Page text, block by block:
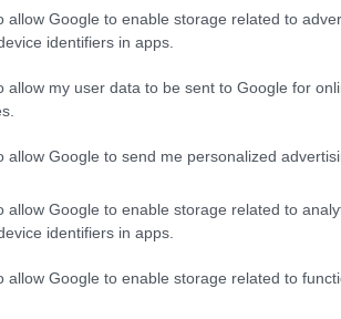
allow Google to enable storage related to
identifiers in apps.
allow my user data to be sent to Google for
allow Google to send me personalized
allow Google to enable storage related to
identifiers in apps.
allow Google to enable storage related to
la situazione con coraggio.
chirurgici che mettono a rischio i
Nonostante le difficoltà,
“Sentivo che il cancro
lavorato così duramente”, spiega.
di Miss Pennsylvania,